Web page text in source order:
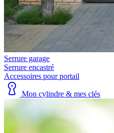
Serrure garage
Serrure encastré
Accessoires pour portail
Mon cylindre & mes clés